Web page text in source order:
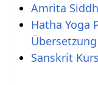
Amrita
Hatha Yoga
Übersetzung
Sanskrit